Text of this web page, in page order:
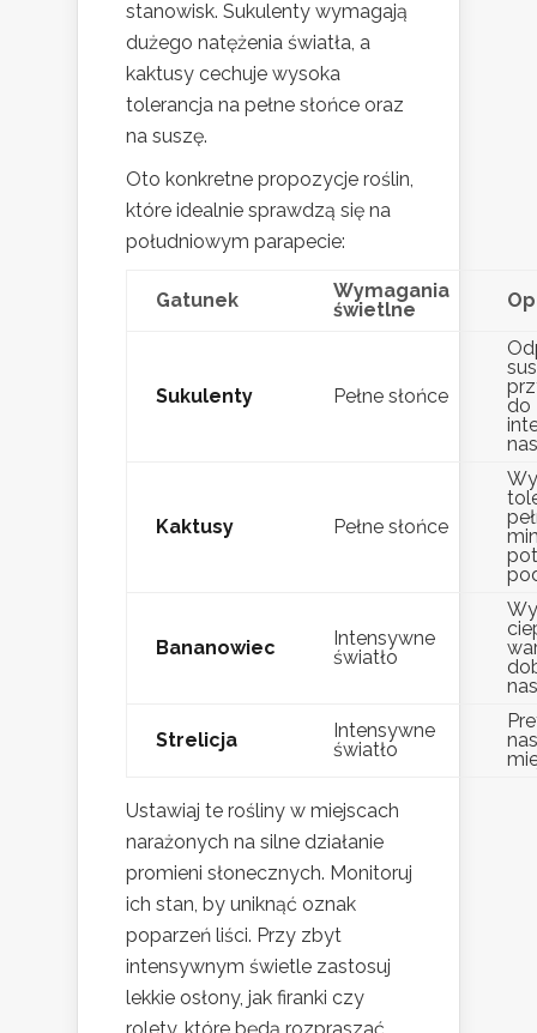
stanowisk. Sukulenty wymagają
dużego natężenia światła, a
kaktusy cechuje wysoka
tolerancja na pełne słońce oraz
na suszę.
Oto konkretne propozycje roślin,
które idealnie sprawdzą się na
południowym parapecie:
Gatunek
Wymagania
świetlne
Sukulenty Pełne słońce
do
Kaktusy Pełne słońce
Bananowiec
Intensywne
światło
Strelicja
Intensywne
światło
Ustawiaj te rośliny w miejscach
narażonych na silne działanie
promieni słonecznych. Monitoruj
ich stan, by uniknąć oznak
poparzeń liści. Przy zbyt
intensywnym świetle zastosuj
lekkie osłony, jak firanki czy